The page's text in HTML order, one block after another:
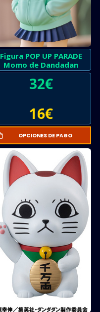
Figura POP UP PARADE
Momo de Dandadan
32€
16€
OPCIONES DE PAGO